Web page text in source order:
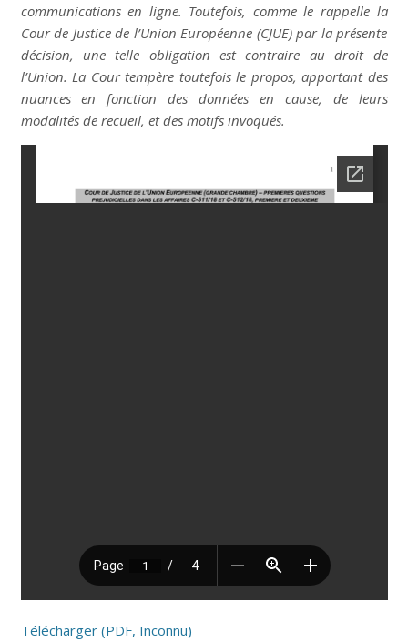
communications en ligne. Toutefois, comme le rappelle la
Cour de Justice de l’Union Européenne (CJUE) par la présente
décision, une telle obligation est contraire au droit de
l’Union. La Cour tempère toutefois le propos, apportant des
nuances en fonction des données en cause, de leurs
modalités de recueil, et des motifs invoqués.
Télécharger (PDF, Inconnu)